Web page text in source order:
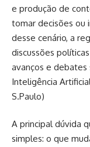
e produção de
tomar decisões ou
desse cenário, a
discussões
avanços e
Inteligência
S.Paulo)
A principal dúvida
simples: o que